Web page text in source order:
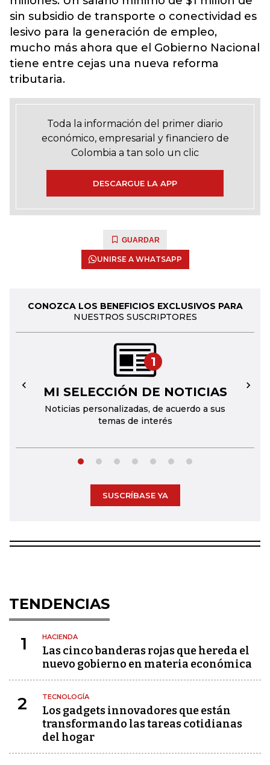
sin subsidio de transporte o conectividad es
lesivo para la generación de empleo,
mucho más ahora que el Gobierno Nacional
tiene entre cejas una nueva reforma
tributaria.
Toda la información del primer diario
económico, empresarial y financiero de
Colombia a tan solo un clic
DESCARGUE LA APP
GUARDAR
UNIRSE A WHATSAPP
CONOZCA LOS BENEFICIOS EXCLUSIVOS PARA
NUESTROS SUSCRIPTORES
1
MI SELECCIÓN DE NOTICIAS
Noticias personalizadas, de acuerdo a sus
temas de interés
← →
SUSCRÍBASE YA
TENDENCIAS
1 HACIENDA
Las cinco banderas rojas que hereda el
nuevo gobierno en materia económica
2 TECNOLOGÍA
Los gadgets innovadores que están
transformando las tareas cotidianas
del hogar